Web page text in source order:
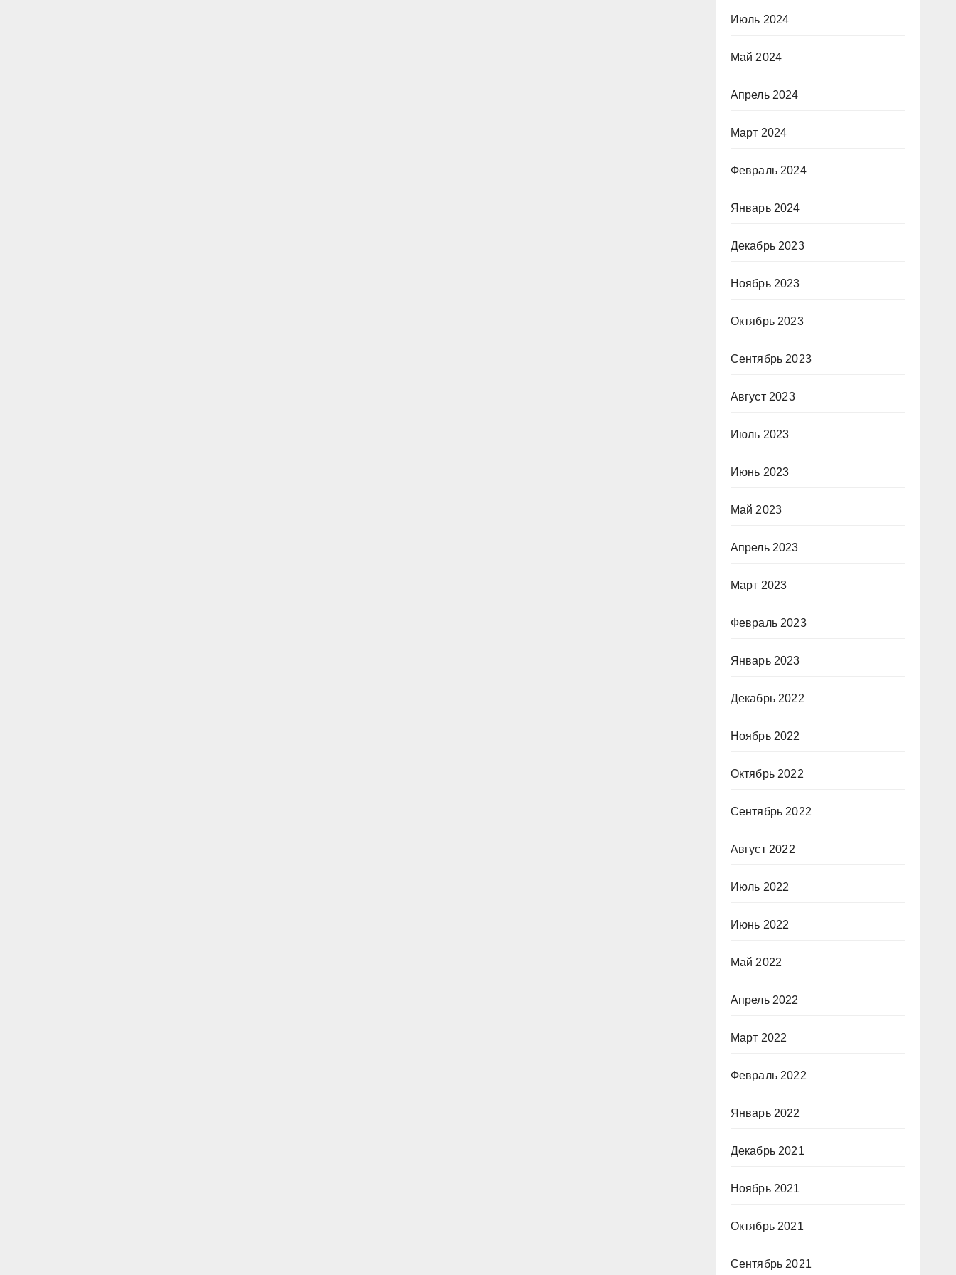
Июль 2024
Май 2024
Апрель 2024
Март 2024
Февраль 2024
Январь 2024
Декабрь 2023
Ноябрь 2023
Октябрь 2023
Сентябрь 2023
Август 2023
Июль 2023
Июнь 2023
Май 2023
Апрель 2023
Март 2023
Февраль 2023
Январь 2023
Декабрь 2022
Ноябрь 2022
Октябрь 2022
Сентябрь 2022
Август 2022
Июль 2022
Июнь 2022
Май 2022
Апрель 2022
Март 2022
Февраль 2022
Январь 2022
Декабрь 2021
Ноябрь 2021
Октябрь 2021
Сентябрь 2021